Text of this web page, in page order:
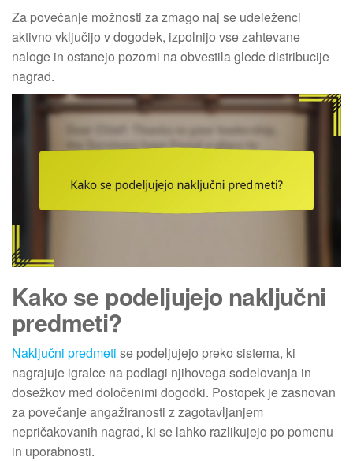
Za povečanje možnosti za zmago naj se udeleženci
aktivno vključijo v dogodek, izpolnijo vse zahtevane
naloge in ostanejo pozorni na obvestila glede distribucije
nagrad.
Kako se podeljujejo naključni
predmeti?
Naključni predmeti se podeljujejo preko sistema, ki
nagrajuje igralce na podlagi njihovega sodelovanja in
dosežkov med določenimi dogodki. Postopek je zasnovan
za povečanje angažiranosti z zagotavljanjem
nepričakovanih nagrad, ki se lahko razlikujejo po pomenu
in uporabnosti.